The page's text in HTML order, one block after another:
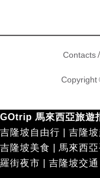
Contacts/
Copyright
GOtrip 馬來西亞旅遊
吉隆坡自由行
吉隆
吉隆坡美食
馬來西
羅街夜市
吉隆坡交通